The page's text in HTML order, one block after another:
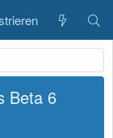
Beta 6